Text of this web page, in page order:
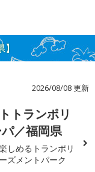
2026/08/08 更新
トランポリ
／福岡県
しめるトランポリ
ズメントパーク